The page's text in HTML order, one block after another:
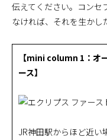
伝えてください。コンセ
なければ、それを生かし
【mini column 1：オ
ース】
JR神田駅からほど近い